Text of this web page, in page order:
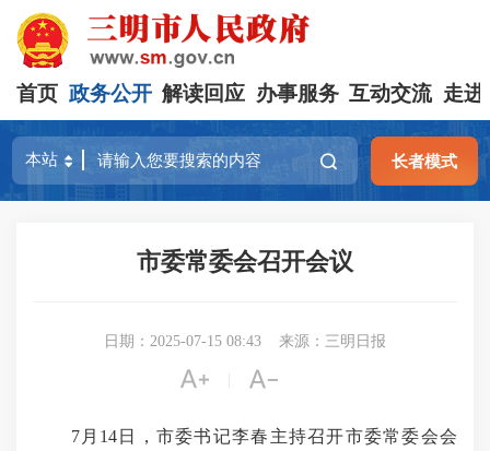
首页 政务公开 解读回应 办事服务 互动交流 走进
长者模式
市委常委会召开会议
日期：2025-07-15 08:43 来源：三明日报
 
7月14日，市委书记李春主持召开市委常委会会